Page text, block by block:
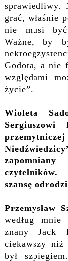
sprawiedliwy.
grać, właśnie
nie musi być
Ważne, by
Godota, a nie
względami
życie”.
Wioleta
Sergiuszowi
czytelników.
szansę
Przemysław
według
znany Jack
ciekawszy
był